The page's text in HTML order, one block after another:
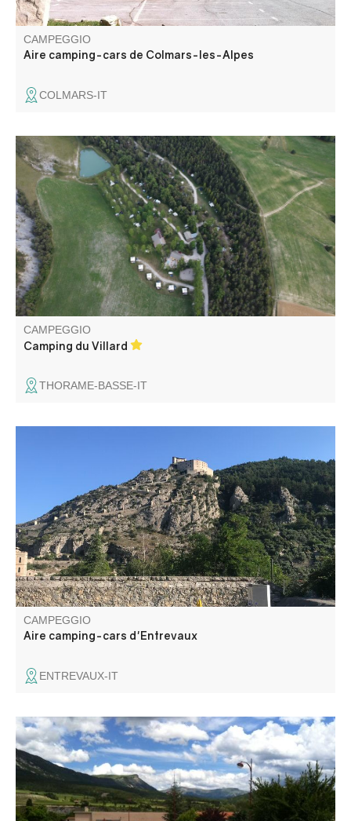
CAMPEGGIO
Aire camping-cars de Colmars-les-Alpes
COLMARS-IT
Il campeggio Villard è un paradiso di pace e tranquillità.
Situato tra le Gole del Verdon e l'Haut Verdon, a 1 km da
Thorame-Basse. Potrete godere di un sito di 3 ettari con
piazzole non definite e chalet in legno, senza traffico.
CAMPEGGIO
Camping du Villard
THORAME-BASSE-IT
L'area di sosta per camper di Entrevaux vi accoglie
gratuitamente tutto l'anno, nel centro del paese. Un
terminale gratuito è al vostro servizio: svuotamento dei
servizi igienici e riempimento dell'acqua potabile, nel
parcheggio della stazione.
CAMPEGGIO
Aire camping-cars d'Entrevaux
ENTREVAUX-IT
L'area camper di Saint-Andréenne vi accoglie
gratuitamente tutto l'anno, nel centro del paese. Un
terminale gratuito è a vostra disposizione: svuotamento
dei servizi igienici e rifornimento di acqua potabile
(interrotto da ottobre ad aprile), senza elettricità.